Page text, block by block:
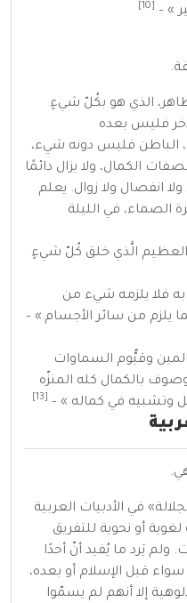
» –
، الذي هو بكُلّ شيءٍ
فليس بعده
الباطن فليس دونه شيء،
الكمال، ولا يزال دائمًا
انفصال ولا زوال. يعلم
الصماء، في الليلة
العظيم الَّذي خلق كُلّ شيءٍ
به فلا يلزمه شيء من
يلزم من سائر الأجسام.» –
وقيُّوم السماوات
بالكمال كله المنزّه
في كماله » –
.
في الأدبيات العربية
أو نحوية للتفريق
ولم يَرد ما يُفيد أنّ أحدًا
قبل الإسلام أو بعده،
إلا أنهم لم يسمّوا